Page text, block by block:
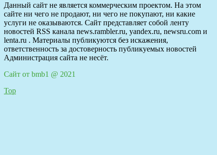
Данный сайт не является коммерческим проектом. На этом
сайте ни чего не продают, ни чего не покупают, ни какие
услуги не оказываются. Сайт представляет собой ленту
новостей RSS канала news.rambler.ru, yandex.ru, newsru.com и
lenta.ru . Материалы публикуются без искажения,
ответственность за достоверность публикуемых новостей
Администрация сайта не несёт.
Сайт от bmb1 @ 2021
Top